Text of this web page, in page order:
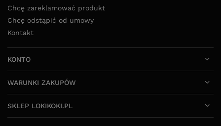
Chcę zareklamować produkt
Chcę odstąpić od umowy
Kontakt
KONTO
WARUNKI ZAKUPÓW
SKLEP LOKIKOKI.PL